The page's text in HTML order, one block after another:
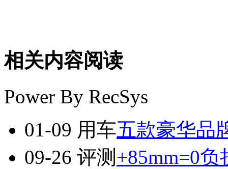
相关内容阅读
Power By RecSys
01-09 用车五款豪华品
09-26 评测 +85mm=0